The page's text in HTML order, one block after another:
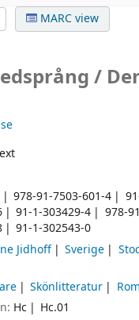
MARC view
/
978-91-7503-601-4
91-1-303429-4
978-
91-1-302543-0
Jidhoff Sverige
Skönlitteratur
Hc
Hc.01